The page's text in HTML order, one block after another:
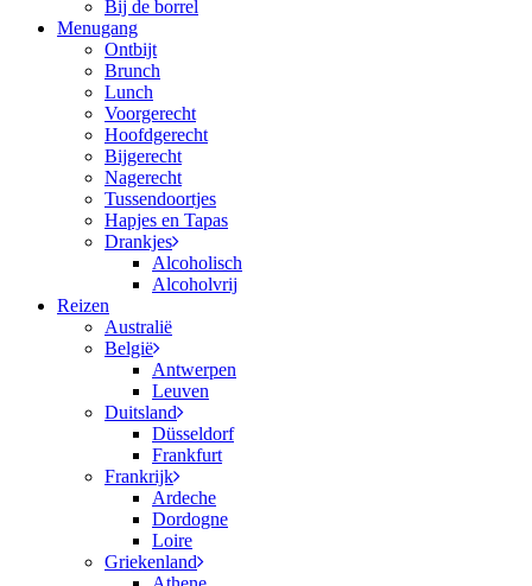
Bij de borrel
Menugang
Ontbijt
Brunch
Lunch
Voorgerecht
Hoofdgerecht
Bijgerecht
Nagerecht
Tussendoortjes
Hapjes en Tapas
Drankjes
Alcoholisch
Alcoholvrij
Reizen
Australië
België
Antwerpen
Leuven
Duitsland
Düsseldorf
Frankfurt
Frankrijk
Ardeche
Dordogne
Loire
Griekenland